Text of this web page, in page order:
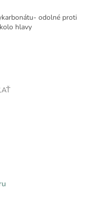
odolné proti
hlavy